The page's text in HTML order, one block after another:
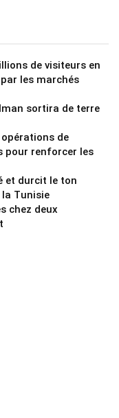
de visiteurs en
les marchés
sortira de terre
de
pour renforcer les
et durcit le ton
Tunisie
chez deux